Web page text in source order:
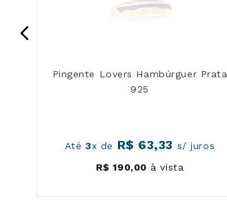
Pingente Lovers Hambúrguer Prata
925
Até3x de R$ 63,33 s/ juros
R$ 190,00 à vista